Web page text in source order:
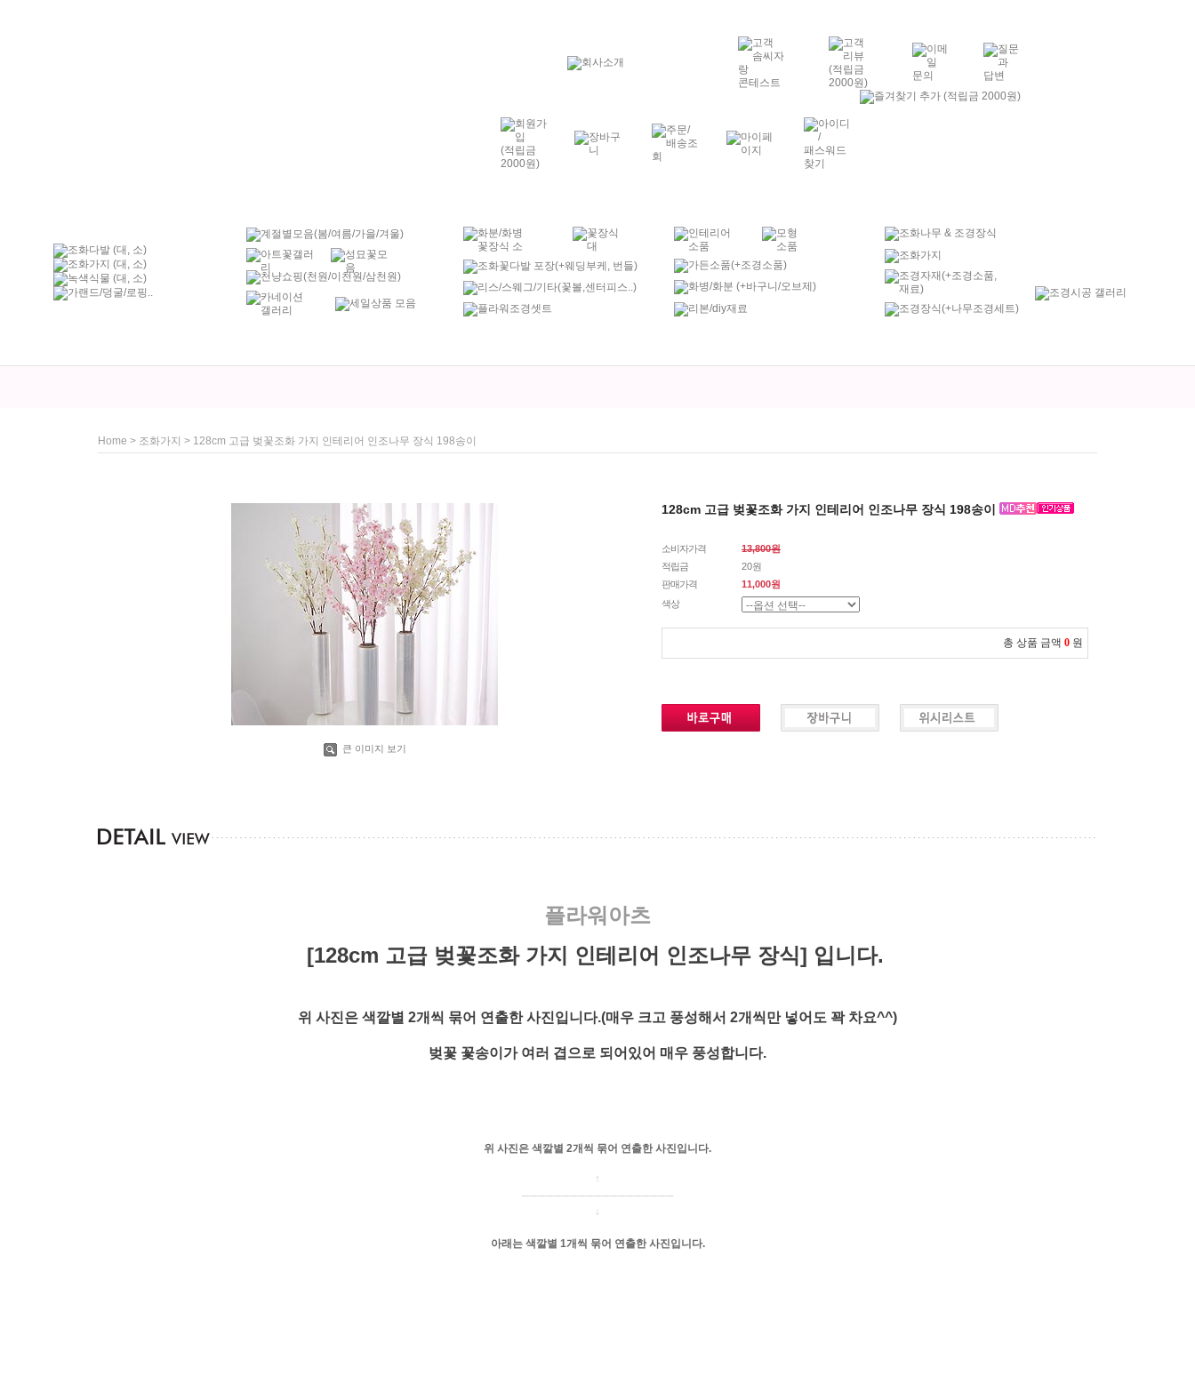
Home > 조화가지 > 128cm 고급 벚꽃조화 가지 인테리어 인조나무 장식 198송이
큰 이미지 보기
128cm 고급 벚꽃조화 가지 인테리어 인조나무 장식 198송이
소비자가격
13,800원
적립금
20원
판매가격
11,000원
색상
총 상품 금액 0 원
플라워아츠
[128cm 고급 벚꽃조화 가지 인테리어 인조나무 장식] 입니다.
위 사진은 색깔별 2개씩 묶어 연출한 사진입니다.(매우 크고 풍성해서 2개씩만 넣어도 꽉 차요^^)
벚꽃 꽃송이가 여러 겹으로 되어있어 매우 풍성합니다.
위 사진은 색깔별 2개씩 묶어 연출한 사진입니다.
↑
───────────────────
↓
아래는 색깔별 1개씩 묶어 연출한 사진입니다.